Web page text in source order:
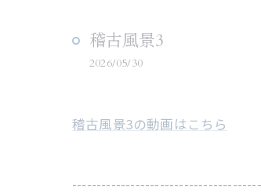
稽古風景3
2026/05/30
稽古風景3の動画はこちら